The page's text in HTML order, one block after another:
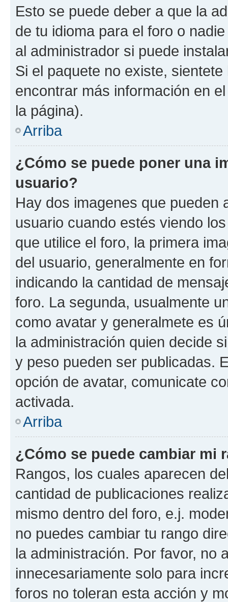
Esto se puede deber a que la
de tu idioma para el foro o
al administrador si puede
Si el paquete no existe,
encontrar más información en
la página).
Arriba
¿Cómo se puede poner una
usuario?
Hay dos imagenes que pueden
usuario cuando estés viendo
que utilice el foro, la primera
del usuario, generalmente en
indicando la cantidad de
foro. La segunda, usualmente
como avatar y generalmete es
la administración quien decide
y peso pueden ser publicadas.
opción de avatar, comunicate
activada.
Arriba
¿Cómo se puede cambiar mi
Rangos, los cuales aparecen
cantidad de publicaciones
mismo dentro del foro, e.j.
no puedes cambiar tu rango
la administración. Por favor, no
innecesariamente solo para
foros no toleran esta acción y